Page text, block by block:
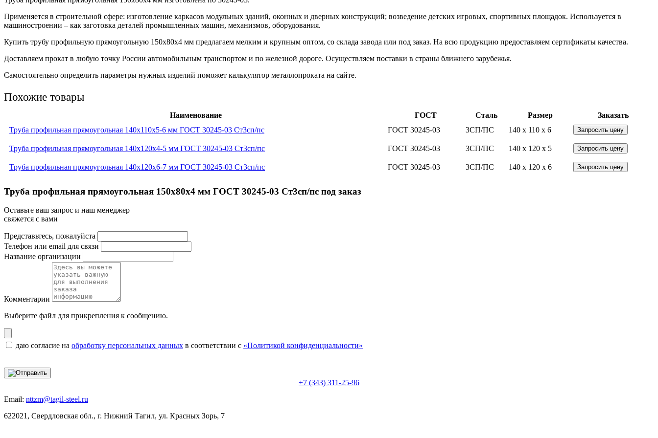
Применяется в строительной сфере: изготовление каркасов модульных зданий, оконных и дверных конструкций; возведение детских игровых, спортивных площадок. Используется в
машиностроении – как заготовка деталей промышленных машин, механизмов, оборудования.
Купить трубу профильную прямоугольную 150х80х4 мм предлагаем мелким и крупным оптом, со склада завода или под заказ. На всю продукцию предоставляем сертификаты качества.
Доставляем прокат в любую точку России автомобильным транспортом и по железной дороге. Осуществляем поставки в страны ближнего зарубежья.
Самостоятельно определить параметры нужных изделий поможет калькулятор металлопроката на сайте.
Похожие товары
Наименование ГОСТ Сталь Размер
Заказать
Труба профильная прямоугольная 140x110x5-6 мм ГОСТ 30245-03 Ст3сп/пс
ГОСТ 30245-03 3СП/ПС 140 x 110 x 6 Запросить цену
Труба профильная прямоугольная 140x120x4-5 мм ГОСТ 30245-03 Ст3сп/пс ГОСТ 30245-03 3СП/ПС 140 x 120 x 5 Запросить цену
Труба профильная прямоугольная 140x120x6-7 мм ГОСТ 30245-03 Ст3сп/пс ГОСТ 30245-03 3СП/ПС 140 x 120 x 6 Запросить цену
Труба профильная прямоугольная 150x80x4 мм ГОСТ 30245-03 Ст3сп/пс под заказ
Оставьте ваш запрос и наш менеджер
свяжется с вами
Представьтесь, пожалуйста
Телефон или email для связи
Название организации
Комментарии
Выберите файл для прикрепления к сообщению.
даю согласие на обработку персональных данных в соответствии с «Политикой конфиденциальности»
+7 (343) 311-25-96
Email: nttzm@tagil-steel.ru
622021, Свердловская обл., г. Нижний Тагил, ул. Красных Зорь, 7